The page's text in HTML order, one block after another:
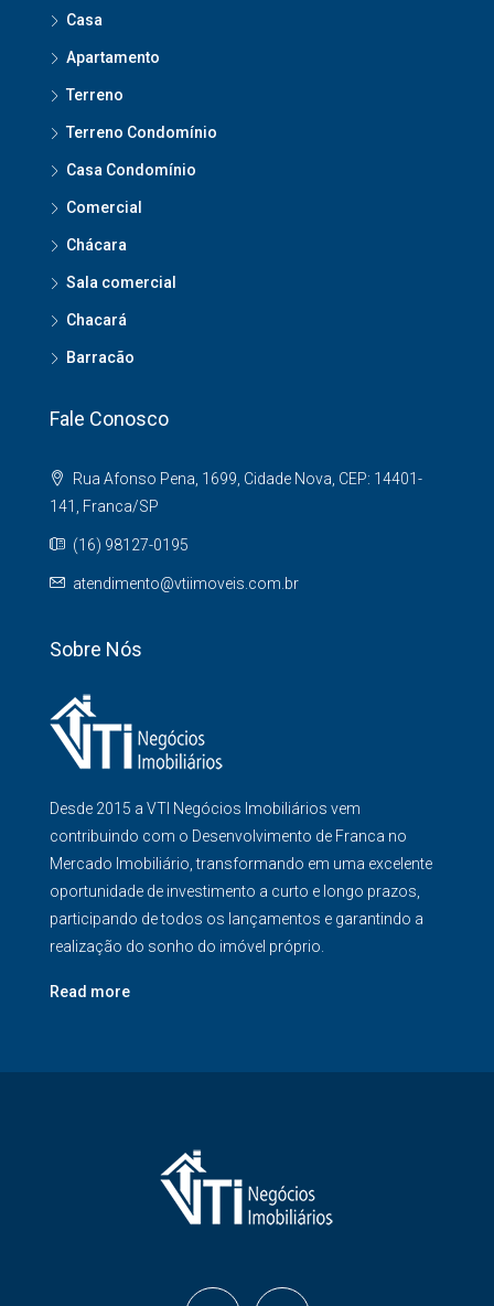
Casa
Apartamento
Terreno
Terreno Condomínio
Casa Condomínio
Comercial
Chácara
Sala comercial
Chacará
Barracão
Fale Conosco
Rua Afonso Pena, 1699, Cidade Nova, CEP: 14401-
141, Franca/SP
(16) 98127-0195
atendimento@vtiimoveis.com.br
Sobre Nós
Desde 2015 a VTI Negócios Imobiliários vem
contribuindo com o Desenvolvimento de Franca no
Mercado Imobiliário, transformando em uma excelente
oportunidade de investimento a curto e longo prazos,
participando de todos os lançamentos e garantindo a
realização do sonho do imóvel próprio.
Read more